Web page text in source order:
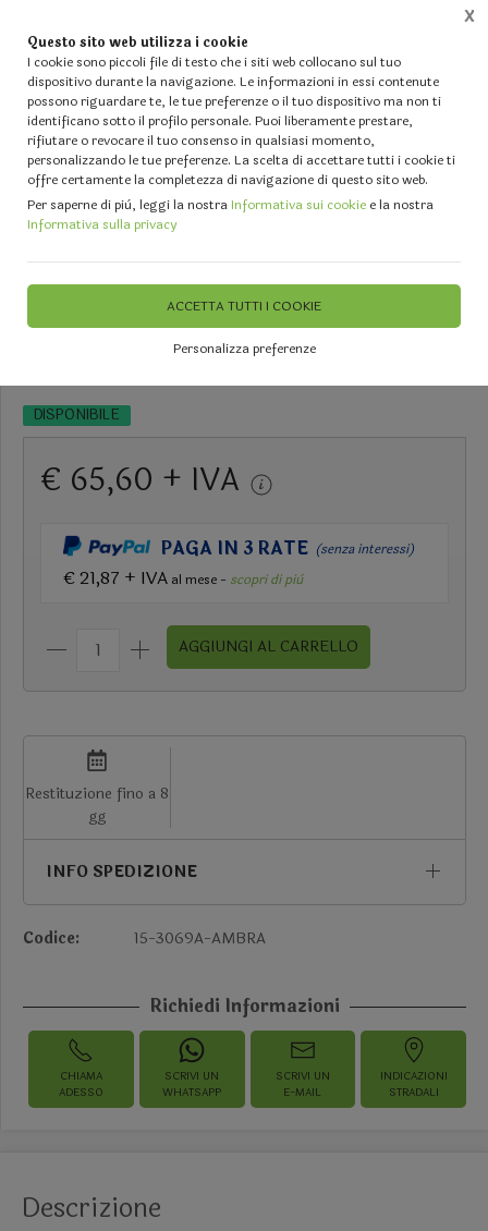
Questo sito web utilizza i cookie
I cookie sono piccoli file di testo che i siti web collocano sul tuo
dispositivo durante la navigazione. Le informazioni in essi contenute
possono riguardare te, le tue preferenze o il tuo dispositivo ma non ti
identificano sotto il profilo personale. Puoi liberamente prestare,
rifiutare o revocare il tuo consenso in qualsiasi momento,
personalizzando le tue preferenze. La scelta di accettare tutti i cookie ti
offre certamente la completezza di navigazione di questo sito web.
Per saperne di più, leggi la nostraInformativa sui cookie e la nostra
Informativa sulla privacy
ACCETTA TUTTI I COOKIE
Personalizza preferenze
X
Home Vetrina IL TUO MATRIMONIO - Forniture per Fioristi ed Events Planners
Porta candela in vetro Ambra -
Sconti per Fioristi e Aziende - H
50 cm.
Tempi di Consegna 4/6 giorni lavorativi
DISPONIBILE
€ 65,60 + IVA
PAGA IN 3 RATE (senza interessi)
€ 21,87 + IVA al mese - scopri di più
AGGIUNGI AL CARRELLO
Restituzione fino a 8
gg
INFO SPEDIZIONE
Codice: 15-3069A-AMBRA
Richiedi Informazioni
CHIAMA
ADESSO
SCRIVI UN
WHATSAPP
SCRIVI UN
E-MAIL
INDICAZIONI
STRADALI
Descrizione